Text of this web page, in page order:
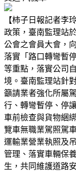
【柿子日報記者李
政策，臺南監理站
公會之會員大會，
落實「路口轉彎暫
等重點，落實公司
境。臺南監理站針
籲請業者強化所屬
行、轉彎暫停、停
車前檢查與貨物綑
覽車無職業駕照駕
運輸業營業執照及
管理、落實車輛保
生，共同維護道路